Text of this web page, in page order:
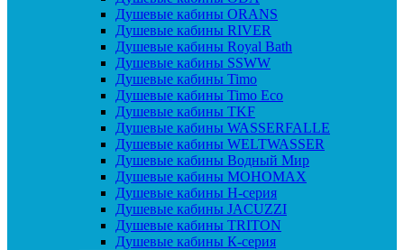
Душевые кабины ORANS
Душевые кабины RIVER
Душевые кабины Royal Bath
Душевые кабины SSWW
Душевые кабины Timo
Душевые кабины Timo Eco
Душевые кабины TKF
Душевые кабины WASSERFALLE
Душевые кабины WELTWASSER
Душевые кабины Водный Мир
Душевые кабины МОНОМАХ
Душевые кабины H-серия
Душевые кабины JACUZZI
Душевые кабины TRITON
Душевые кабины К-серия